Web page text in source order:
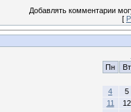
Добавлять комментарии
[
Пн
Вт
4
5
11
12